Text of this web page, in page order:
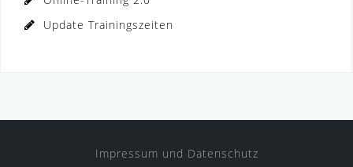
Update Trainingszeiten
Impressum und Datenschutz